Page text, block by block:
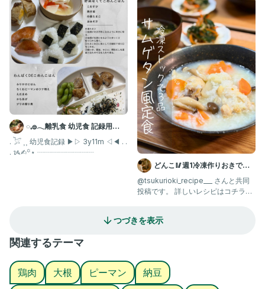
◌𓈒𓐍𓂃離乳食 幼児食 記録用
𓂃◌𓈒𓐍
. 𓅯 ⸒⸒ 幼児食記録 ▶︎▷ 3y11m ◁◀︎ . .
. ᝰ✍︎꙳⋆ ┈┈┈┈┈┈┈┈
どんこ🥢週1冷凍作りおきで平
日らくらく
@tsukurioki_recipe___ さんと共同
投稿です。 詳しいレシピはコチラ👇
つづきを表示
関連するテーマ
鶏肉 大根 ピーマン
納豆